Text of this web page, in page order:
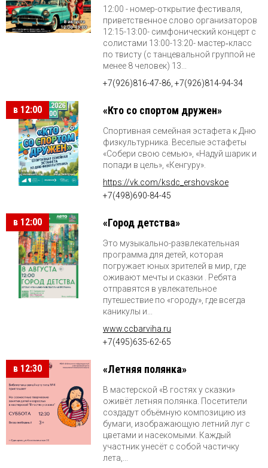
12:00 - номер-открытие фестиваля,
приветственное слово организаторов
12:15-13:00- симфонический концерт с
солистами 13:00-13:20- мастер‑класс
по твисту (с танцевальной группой не
менее 8 человек) 13...
+7(926)816-47-86, +7(926)814-94-34
в 12:00 «Кто со спортом дружен»
Спортивная семейная эстафета к Дню
физкультурника. Веселые эстафеты
«Собери свою семью», «Надуй шарик и
попади в цель», «Кенгуру».
https://vk.com/ksdc_ershovskoe
+7(498)690-84-45
в 12:00 «Город детства»
Это музыкально-развлекательная
программа для детей, которая
погружает юных зрителей в мир, где
оживают мечты и сказки . Ребята
отправятся в увлекательное
путешествие по «городу», где всегда
каникулы и...
www.ccbarviha.ru
+7(495)635-62-65
в 12:30 «Летняя полянка»
В мастерской «В гостях у сказки»
оживёт летняя полянка. Посетители
создадут объёмную композицию из
бумаги, изображающую летний луг с
цветами и насекомыми. Каждый
участник унесёт с собой частичку
лета,...